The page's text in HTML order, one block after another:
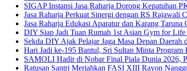
SIGAP Instansi Jasa Raharja Dorong Kepatuhan
Jasa Raharja Perkuat Sinergi dengan RS Rajawali
Jasa Raharja Edukasi Aparatur dan Karang
DIY Siap Jadi Tuan Rumah 1st Asian Gym for
Sekda DIY Ajak Pelajar Jaga Masa Depan Daerah
Hari Jadi ke-195 Bantul, Sri Sultan Minta Program
SAMOLI Hadir di Nobar Final Piala Dunia 2026,
Ratusan Santri Meriahkan FASI XIII Rayon